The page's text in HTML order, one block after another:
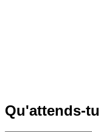
Qu'attends-